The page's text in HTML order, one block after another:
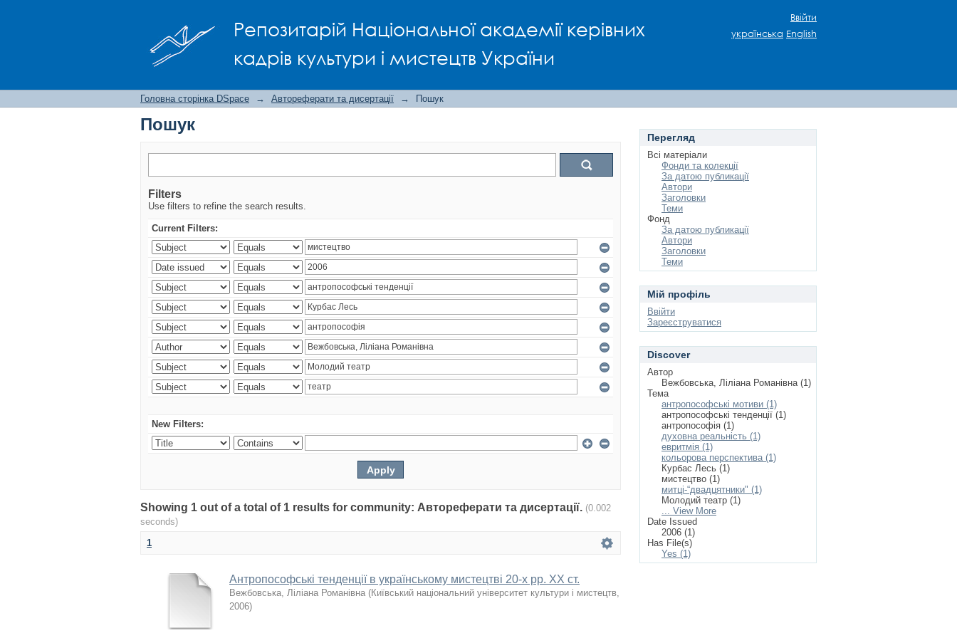
Репозитарій Національної академії керівних
кадрів культури і мистецтв України
Ввійти
українська English
Головна сторінка DSpace → Автореферати та дисертації → Пошук
Пошук
Filters
Use filters to refine the search results.
Current Filters:
New Filters:
Showing 1 out of a total of 1 results for community: Автореферати та дисертації. (0.002
seconds)
1
Антропософські тенденції в українському мистецтві 20-х рр. ХХ ст.
Вежбовська, Ліліана Романівна (Київський національний університет культури і мистецтв,
2006)
Перегляд
Всі матеріали
Фонди та колекції
За датою публикації
Автори
Заголовки
Теми
Фонд
За датою публикації
Автори
Заголовки
Теми
Мій профіль
Ввійти
Зареєструватися
Discover
Автор
Вежбовська, Ліліана Романівна (1)
Тема
антропософські мотиви (1)
антропософські тенденції (1)
антропософія (1)
духовна реальність (1)
евритмія (1)
кольорова перспектива (1)
Курбас Лесь (1)
мистецтво (1)
митці-“двадцятники" (1)
Молодий театр (1)
... View More
Date Issued
2006 (1)
Has File(s)
Yes (1)